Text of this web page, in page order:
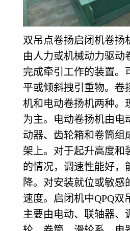
双吊点卷扬启闭机卷扬
由人力或机械动力驱动
完成牵引工作的装置。
平或倾斜拽引重物。卷
机和电动卷扬机两种。
为主。电动卷扬机由电
动器、齿轮箱和卷筒组
架上。对于起升高度和
的情况，调速性能好，
降。对安装就位或敏感
速度。启闭机中QPQ双
主要由电动、联轴器、